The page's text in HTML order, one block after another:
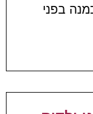
בפני